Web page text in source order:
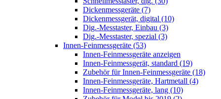
Dickenmessgeräte (7)
Dickenmessgerät, digital (10)
Dig.-Messtaster, Einbau (3)
Dig.-Messtaster, spezial (3)
Innen-Feinmessgeräte (53)
Innen-Feinmessgeräte anzeigen
Innen-Feinmessgerät, standard (19)
Zubehör für Innen-Feinmessgeräte (18)
Innen-Feinmessgeräte, Hartmetall (4)
Innen-Feinmessgeräte, lang (10)